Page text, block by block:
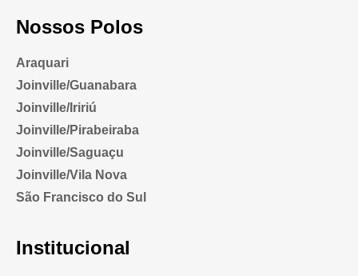
Nossos Polos
Araquari
Joinville/Guanabara
Joinville/Iririú
Joinville/Pirabeiraba
Joinville/Saguaçu
Joinville/Vila Nova
São Francisco do Sul
Institucional